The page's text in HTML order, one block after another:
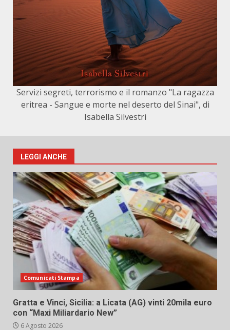
Servizi segreti, terrorismo e il romanzo "La ragazza
eritrea - Sangue e morte nel deserto del Sinai", di
Isabella Silvestri
LEGGI ANCHE
Comunicati Stampa
Gratta e Vinci, Sicilia: a Licata (AG) vinti 20mila euro
con “Maxi Miliardario New”
6 Agosto 2026